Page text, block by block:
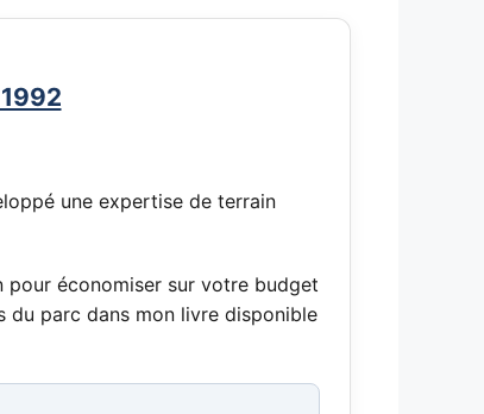
une expertise de terrain
pour économiser sur votre budget
du parc dans mon livre disponible